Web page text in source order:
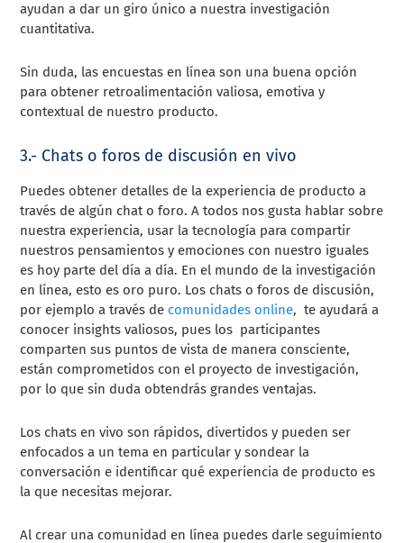
ayudan a dar un giro único a nuestra investigación
cuantitativa.
Sin duda, las encuestas en línea son una buena opción
para obtener retroalimentación valiosa, emotiva y
contextual de nuestro producto.
3.- Chats o foros de discusión en vivo
Puedes obtener detalles de la experiencia de producto a
través de algún chat o foro. A todos nos gusta hablar sobre
nuestra experiencia, usar la tecnología para compartir
nuestros pensamientos y emociones con nuestro iguales
es hoy parte del día a día. En el mundo de la investigación
en línea, esto es oro puro. Los chats o foros de discusión,
por ejemplo a través de comunidades online, te ayudará a
conocer insights valiosos, pues los participantes
comparten sus puntos de vista de manera consciente,
están comprometidos con el proyecto de investigación,
por lo que sin duda obtendrás grandes ventajas.
Los chats en vivo son rápidos, divertidos y pueden ser
enfocados a un tema en particular y sondear la
conversación e identificar qué experiencia de producto es
la que necesitas mejorar.
Al crear una comunidad en línea puedes darle seguimiento